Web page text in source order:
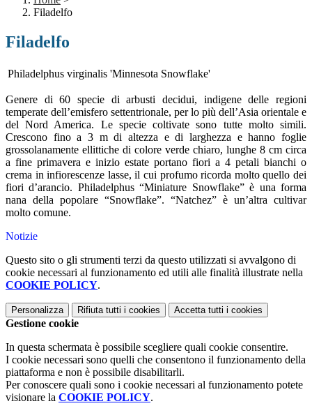
Filadelfo
Filadelfo
Philadelphus virginalis 'Minnesota Snowflake'
Genere di 60 specie di arbusti decidui, indigene delle regioni
temperate dell’emisfero settentrionale, per lo più dell’Asia orientale e
del Nord America. Le specie coltivate sono tutte molto simili.
Crescono fino a 3 m di altezza e di larghezza e hanno foglie
grossolanamente ellittiche di colore verde chiaro, lunghe 8 cm circa
a fine primavera e inizio estate portano fiori a 4 petali bianchi o
crema in infiorescenze lasse, il cui profumo ricorda molto quello dei
fiori d’arancio. Philadelphus “Miniature Snowflake” è una forma
nana della popolare “Snowflake”. “Natchez” è un’altra cultivar
molto comune.
Notizie
Questo sito o gli strumenti terzi da questo utilizzati si avvalgono di
cookie necessari al funzionamento ed utili alle finalità illustrate nella
COOKIE POLICY.
Personalizza Rifiuta tutti i cookies Accetta tutti i cookies
Gestione cookie
In questa schermata è possibile scegliere quali cookie consentire.
I cookie necessari sono quelli che consentono il funzionamento della
piattaforma e non è possibile disabilitarli.
Per conoscere quali sono i cookie necessari al funzionamento potete
visionare la COOKIE POLICY.